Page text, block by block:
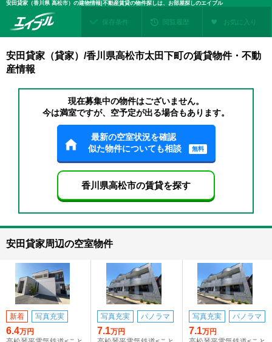
安田貸家（香川県 高松市）の建物情報|不動産賃貸の物件探しは、お部屋探しのエイブル
保存条件 閲覧履歴 お気に入り
安田貸家（貸家）/香川県高松市太田下町の賃貸物件・不動
産情報
現在募集中の物件はございません。
今は満室ですが、空予定が出る場合もあります。
最新の空室状況を確認
似た物件についても相談
無料
香川県高松市の賃貸を探す
安田貸家周辺の空室物件
新着 写真充実
6.4万円
写真充実 パノラマ
7.1万円
写真充実 パノラマ
7.1万円